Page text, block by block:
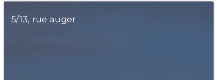
5/13, rue auger